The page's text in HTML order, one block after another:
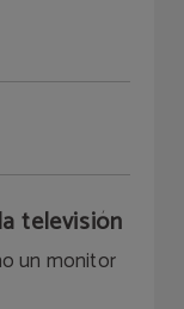
televisión
un monitor